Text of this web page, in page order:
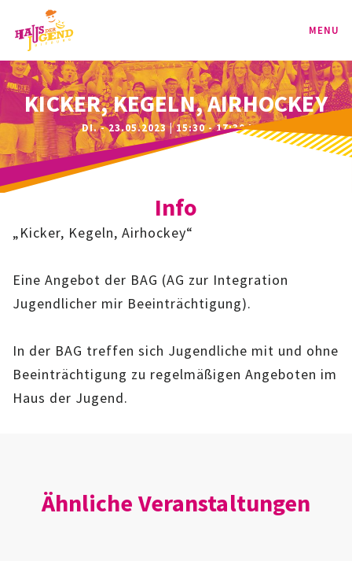
MENU
PROGRAMM
KINDER
JUGEND
SPORT-BAG
IMAG
KICKER, KEGELN, AIRHOCKEY
DI. - 23.05.2023 | 15:30 - 17:30 UHR
Info
„Kicker, Kegeln, Airhockey“
Eine Angebot der BAG (AG zur Integration
Jugendlicher mir Beeinträchtigung).
In der BAG treffen sich Jugendliche mit und ohne
Beeinträchtigung zu regelmäßigen Angeboten im
Haus der Jugend.
Ähnliche Veranstaltungen